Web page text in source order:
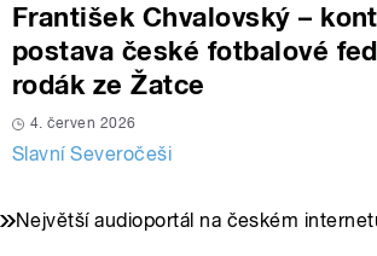
František Chvalovský –
postava české fotbalové
rodák ze Žatce
4. červen 2026
Slavní Severočeši
Největší audioportál na českém